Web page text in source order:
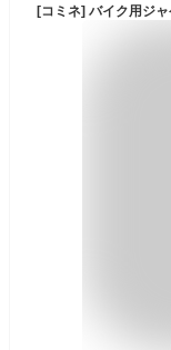
[コミネ] バイク用ジ